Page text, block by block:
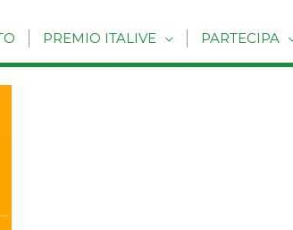
PREMIO ITALIVE PARTECIPA